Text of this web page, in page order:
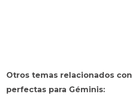
Otros temas relacionados con
perfectas para Géminis: